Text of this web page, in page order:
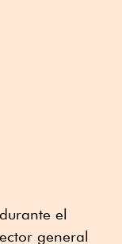
el
general